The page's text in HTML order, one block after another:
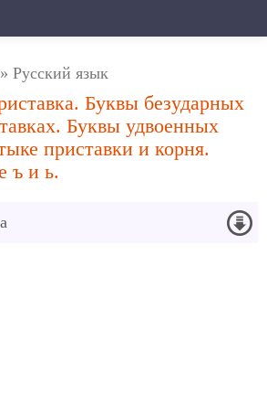
» Русский язык
Буквы безударных
Буквы удвоенных
приставки и корня.
ъ и ь.